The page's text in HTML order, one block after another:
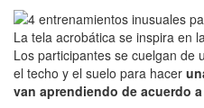
La tela acrobática se inspira en
Los participantes se cuelgan de
el techo y el suelo para hacer
van aprendiendo de acuerdo